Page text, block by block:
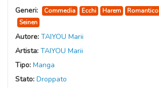
Generi:
Commedia Ecchi Harem Romantico
Seinen
Autore: TAIYOU Marii
Artista: TAIYOU Marii
Tipo: Manga
Stato: Droppato